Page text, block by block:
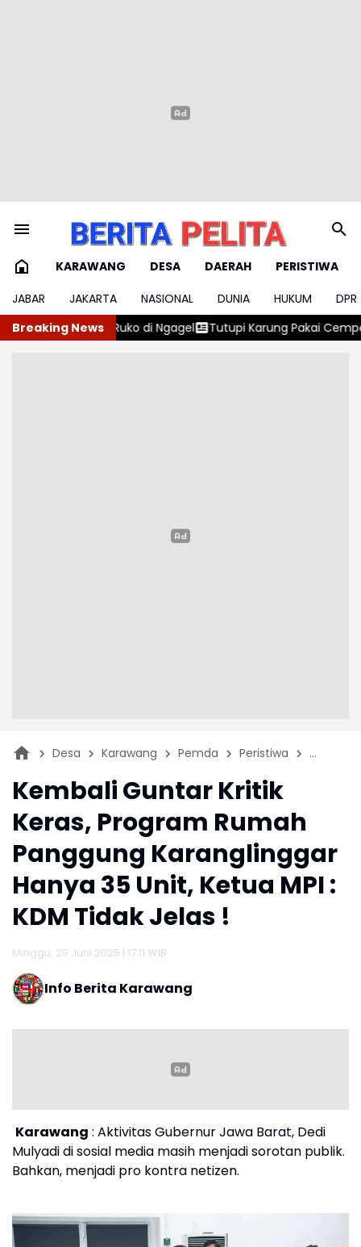
KARAWANG DESA DAERAH
PERISTIWA
JABAR
JAKARTA NASIONAL DUNIA HUKUM
DPR
Breaking News
Tutupi Karung Pakai Cempedak, Aksi Penyelundupan
Desa Karawang Pemda Peristiwa REGIONAL
Kembali Guntar Kritik
Keras, Program Rumah
Panggung Karanglinggar
Hanya 35 Unit, Ketua MPI :
KDM Tidak Jelas !
Minggu, 29 Juni 2025 | 17:11 WIB
Info Berita Karawang
Karawang : Aktivitas Gubernur Jawa Barat, Dedi
Mulyadi di sosial media masih menjadi sorotan publik.
Bahkan, menjadi pro kontra netizen.